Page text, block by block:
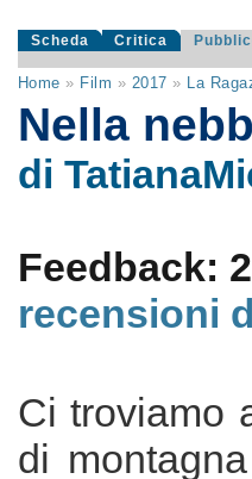
Scheda Critica
Home » Film » 2017 » La
Nella
di
Feedback:
recensioni
Ci troviamo
di